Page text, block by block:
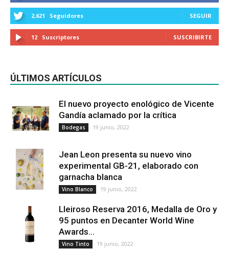
2,621 Seguidores SEGUIR
12 Suscriptores SUSCRIBIRTE
ÚLTIMOS ARTÍCULOS
El nuevo proyecto enológico de Vicente
Gandía aclamado por la crítica
Bodegas 19 junio, 2022
Jean Leon presenta su nuevo vino
experimental GB-21, elaborado con
garnacha blanca
Vino Blanco 19 junio, 2022
Lleiroso Reserva 2016, Medalla de Oro y
95 puntos en Decanter World Wine
Awards...
Vino Tinto 19 junio, 2022